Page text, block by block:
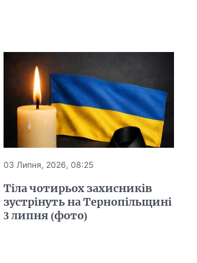
03 Липня, 2026, 08:25
Тіла чотирьох захисників
зустрінуть на Тернопільщині
3 липня (фото)